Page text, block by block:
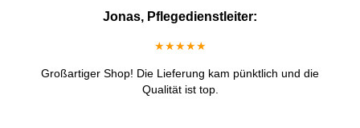
Jonas, Pflegedienstleiter:
★★★★★
Großartiger Shop! Die Lieferung kam pünktlich und die
Qualität ist top.